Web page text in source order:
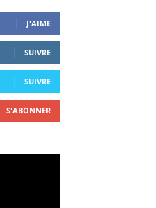
J'AIME
SUIVRE
SUIVRE
S'ABONNER